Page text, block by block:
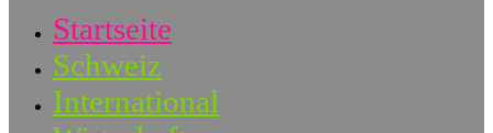
Startseite
Schweiz
International